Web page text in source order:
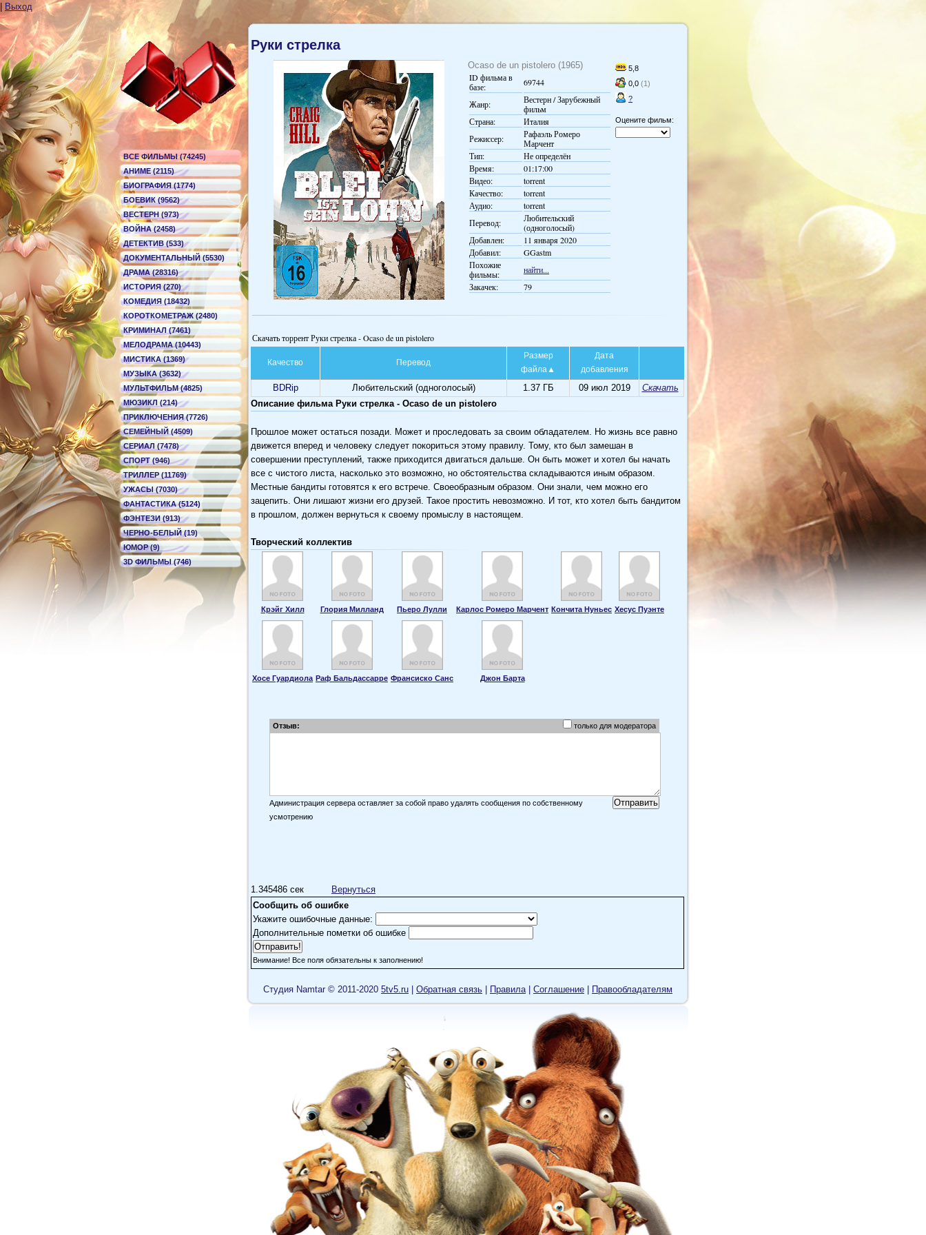
Выход
ВСЕ ФИЛЬМЫ (74245)
АНИМЕ (2115)
БИОГРАФИЯ (1774)
БОЕВИК (9562)
ВЕСТЕРН (973)
ВОЙНА (2458)
ДЕТЕКТИВ (533)
ДОКУМЕНТАЛЬНЫЙ (5530)
ДРАМА (28316)
ИСТОРИЯ (270)
КОМЕДИЯ (18432)
КОРОТКОМЕТРАЖ (2480)
КРИМИНАЛ (7461)
МЕЛОДРАМА (10443)
МИСТИКА (1369)
МУЗЫКА (3632)
МУЛЬТФИЛЬМ (4825)
МЮЗИКЛ (214)
ПРИКЛЮЧЕНИЯ (7726)
СЕМЕЙНЫЙ (4509)
СЕРИАЛ (7478)
СПОРТ (946)
ТРИЛЛЕР (11769)
УЖАСЫ (7030)
ФАНТАСТИКА (5124)
ФЭНТЕЗИ (913)
ЧЕРНО-БЕЛЫЙ (19)
ЮМОР (9)
3D ФИЛЬМЫ (746)
Руки стрелка
5,8
0,0 (1)
?
Оцените фильм:
Ocaso de un pistolero (1965)
ID фильма в
базе:
69744
Жанр:
Вестерн / Зарубежный
фильм
Страна:
Италия
Режиссер:
Рафаэль Ромеро
Марчент
Тип:
Не определён
Время:
01:17:00
Видео:
torrent
Качество:
torrent
Аудио:
torrent
Перевод:
Любительский
(одноголосый)
Добавлен:
11 января 2020
Добавил:
GGastm
Похожие
фильмы:
найти...
Закачек:
79
Скачать торрент Руки стрелка - Ocaso de un pistolero
Качество Перевод
Размер
файла
Дата
добавления
BDRip Любительский (одноголосый) 1.37 ГБ 09 июл 2019
Скачать
Описание фильма Руки стрелка - Ocaso de un pistolero
Прошлое может остаться позади. Может и проследовать за своим обладателем. Но жизнь все равно
движется вперед и человеку следует покориться этому правилу. Тому, кто был замешан в
совершении преступлений, также приходится двигаться дальше. Он быть может и хотел бы начать
все с чистого листа, насколько это возможно, но обстоятельства складываются иным образом.
Местные бандиты готовятся к его встрече. Своеобразным образом. Они знали, чем можно его
зацепить. Они лишают жизни его друзей. Такое простить невозможно. И тот, кто хотел быть бандитом
в прошлом, должен вернуться к своему промыслу в настоящем.
Творческий коллектив
Крэйг Хилл Глория Милланд Пьеро Лулли Карлос Ромеро Марчент Кончита Нуньес Хесус Пуэнте
Хосе Гуардиола Раф Бальдассарре Франсиско Санс Джон Барта
Отзыв: только для модератора
Администрация сервера оставляет за собой право удалять сообщения по собственному
усмотрению
1.345486 сек
Вернуться
Сообщить об ошибке
Укажите ошибочные данные:
Дополнительные пометки об ошибке
Внимание! Все поля обязательны к заполнению!
Cтудия Namtar © 2011-2020 5tv5.ru Обратная связь Правила| Cоглашение Правообладателям